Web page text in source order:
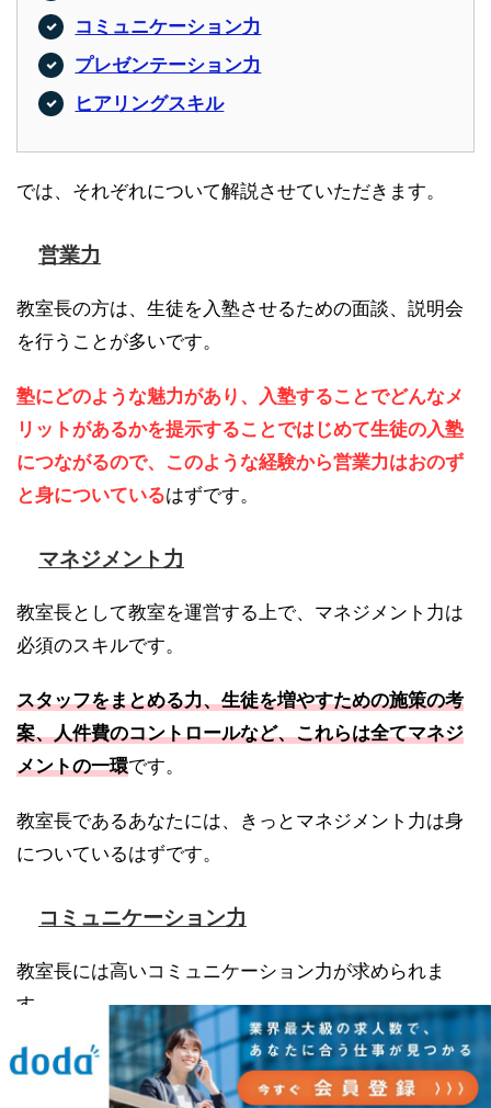
コミュニケーション力
プレゼンテーション力
ヒアリングスキル
では、それぞれについて解説させていただきます。
営業力
教室長の方は、生徒を入塾させるための面談、説明会
を行うことが多いです。
塾にどのような魅力があり、入塾することでどんなメ
リットがあるかを提示することではじめて生徒の入塾
につながるので、このような経験から営業力はおのず
と身についているはずです。
マネジメント力
教室長として教室を運営する上で、マネジメント力は
必須のスキルです。
スタッフをまとめる力、生徒を増やすための施策の考
案、人件費のコントロールなど、これらは全てマネジ
メントの一環です。
教室長であるあなたには、きっとマネジメント力は身
についているはずです。
コミュニケーション力
教室長には高いコミュニケーション力が求められま
す。
生徒や保護者との面談、場合によっては近隣の学校へ
営業に行くなど、コミュニケーションを必要とする機